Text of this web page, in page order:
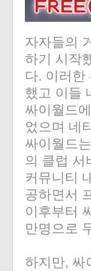
자자들의
하기 시작
다. 이러한
했고 이들
싸이월드
었으며 네
싸이월드
의 클럽 서
커뮤니티
공하면서
이후부터
만명으로
하지만, 싸